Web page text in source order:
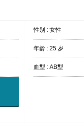
性别 : 女性
年龄 : 25 岁
血型 : AB型